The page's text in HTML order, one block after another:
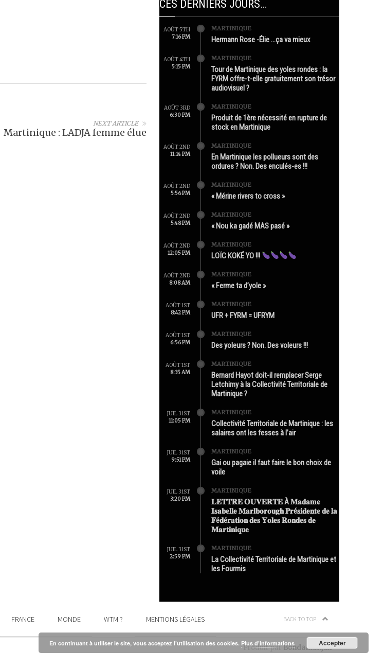
NEXT ARTICLE
Martinique : LADJA femme élue
CES DERNIERS JOURS…
AOÛT 5TH
7:16 PM
MARTINIQUE
Hermann Rose -Élie …ça va mieux
AOÛT 4TH
5:15 PM
MARTINIQUE
Tour de Martinique des yoles rondes : la
FYRM offre-t-elle gratuitement son trésor
audiovisuel ?
AOÛT 3RD
6:30 PM
MARTINIQUE
Produit de 1ère nécessité en rupture de
stock en Martinique
AOÛT 2ND
11:14 PM
MARTINIQUE
En Martinique les pollueurs sont des
ordures ? Non. Des enculés-es !!!
AOÛT 2ND
5:56 PM
MARTINIQUE
« Mérine rivers to cross »
AOÛT 2ND
5:48 PM
MARTINIQUE
« Nou ka gadé MAS pasé »
AOÛT 2ND
12:05 PM
MARTINIQUE
LOÏC KOKÉ YO !!!
AOÛT 2ND
8:08 AM
MARTINIQUE
« Ferme ta d’yole »
AOÛT 1ST
8:42 PM
MARTINIQUE
UFR + FYRM = UFRYM
AOÛT 1ST
6:56 PM
MARTINIQUE
Des yoleurs ? Non. Des voleurs !!!
AOÛT 1ST
8:35 AM
MARTINIQUE
Bernard Hayot doit-il remplacer Serge
Letchimy à la Collectivité Territoriale de
Martinique ?
JUIL 31ST
11:05 PM
MARTINIQUE
Collectivité Territoriale de Martinique : les
salaires ont les fesses à l’air
JUIL 31ST
9:51 PM
MARTINIQUE
Gai ou pagaie il faut faire le bon choix de
voile
JUIL 31ST
3:20 PM
MARTINIQUE
𝐋𝐄𝐓𝐓𝐑𝐄 𝐎𝐔𝐕𝐄𝐑𝐓𝐄 À 𝐌𝐚𝐝𝐚𝐦𝐞
𝐈𝐬𝐚𝐛𝐞𝐥𝐥𝐞 𝐌𝐚𝐫𝐥𝐛𝐨𝐫𝐨𝐮𝐠𝐡 𝐏𝐫é𝐬𝐢𝐝𝐞𝐧𝐭𝐞 𝐝𝐞 𝐥𝐚
𝐅é𝐝é𝐫𝐚𝐭𝐢𝐨𝐧 𝐝𝐞𝐬 𝐘𝐨𝐥𝐞𝐬 𝐑𝐨𝐧𝐝𝐞𝐬 𝐝𝐞
𝐌𝐚𝐫𝐭𝐢𝐧𝐢𝐪𝐮𝐞
JUIL 31ST
2:59 PM
MARTINIQUE
La Collectivité Territoriale de Martinique et
les Fourmis
FRANCE MONDE WTM ? MENTIONS LÉGALES BACK TO TOP
Produit parBondamanjak
En continuant à utiliser le site, vous acceptez l’utilisation des cookies. Plus d’informations Accepter